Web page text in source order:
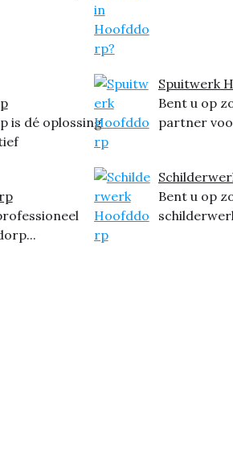
is dé oplossing
Spuitwerk
Bent u op
partner
Bent u op